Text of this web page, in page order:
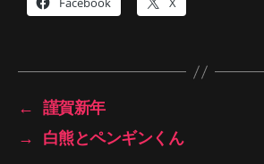
←
謹賀新年
→
白熊とペンギンくん